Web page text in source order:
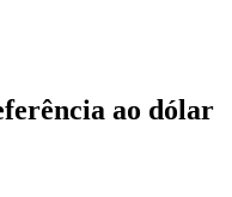
ao dólar